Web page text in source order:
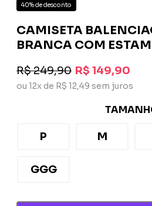
40% de desconto
CAMISETA
BRANCA COM
R$ 249,90 R$ 149,90
ou 12x de R$ 12,49 sem juros
P M
GGG